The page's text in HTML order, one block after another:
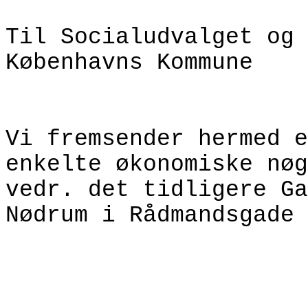
Til Socialudvalget og
Københavns Kommune
Vi fremsender
enkelte økonomiske
vedr. det tidligere
Nødrum i